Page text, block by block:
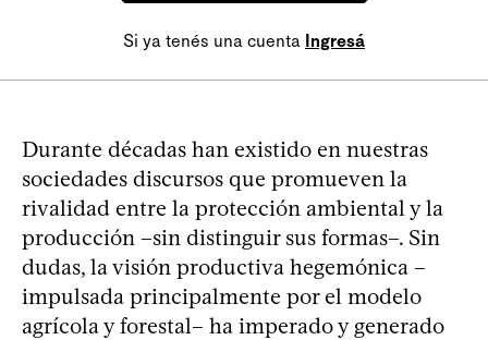
Si ya tenés una cuenta Ingresá
Durante décadas han existido en nuestras
sociedades discursos que promueven la
rivalidad entre la protección ambiental y la
producción –sin distinguir sus formas–. Sin
dudas, la visión productiva hegemónica –
impulsada principalmente por el modelo
agrícola y forestal– ha imperado y generado